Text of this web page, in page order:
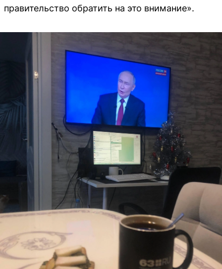
правительство обратить на это внимание».